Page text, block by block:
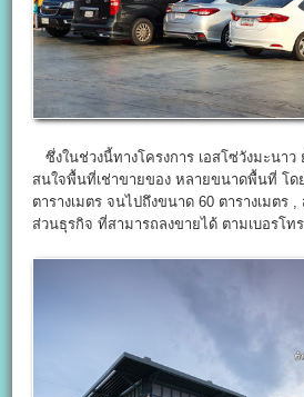
ซึ่งในช่วงนี้ทางโครงการ เอสโซ่วังมะนาว
สนใจพื้นที่เช่าขายของ หลายขนาดพื้นที่ โด
ตารางเมตร จนไปถึงขนาด 60 ตารางเมตร
ส่วนธุรกิจ ที่สามารถลงขายได้ ตามเบอรโท